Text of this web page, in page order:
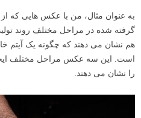
به عنوان مثال، من با عکس هایی که
گرفته شده در مراحل مختلف روند
هم نشان می دهند که چگونه یک آیتم
است. این سه عکس مراحل مختلف
را نشان می دهند.